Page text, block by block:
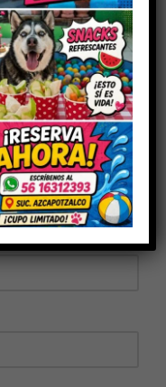
publicada. Los
*